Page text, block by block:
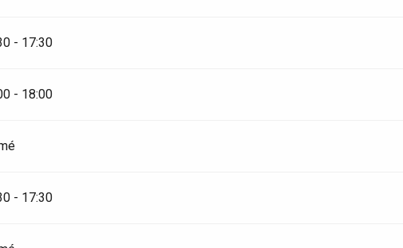
- 17:30
- 18:00
- 17:30